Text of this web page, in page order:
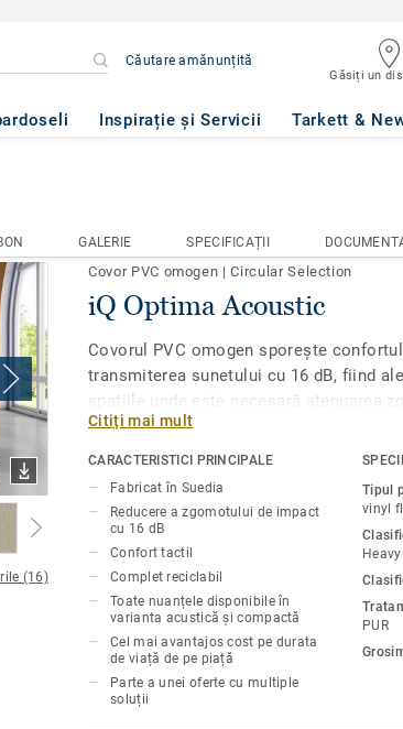
Căutare amănunțită
Găsiți un
Inspirație și Servicii Tarkett &
GALERIE SPECIFICAȚII
(16)
Covor PVC omogen |Circular Selection
iQ Optima Acoustic
Covorul PVC omogen sporește
transmiterea sunetului cu 16 dB, fiind
spațiile unde este necesară atenuarea
produs acustic la cerere este disponibilă
nuanțe ale iQ Optimas original, cu
adevărat clasice.Conceput pentru zone
instituții educaționale și unități de
durabil și rezistent la uzură, pete și
durabilitate și ușurință în întreținere ca
Citiți mai mult
CARACTERISTICI PRINCIPALE
Fabricat în Suedia
Reducere a zgomotului de impact
cu 16 dB
Confort tactil
Complet reciclabil
Toate nuanțele disponibile în
varianta acustică și compactă
Cel mai avantajos cost pe durata
de viață de pe piață
Parte a unei oferte cu multiple
soluții
Tipul
vinyl
Heavy
PUR